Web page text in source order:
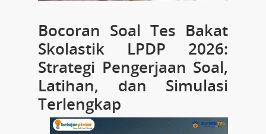
Bocoran Soal Tes Bakat
Skolastik LPDP 2026:
Strategi Pengerjaan Soal,
Latihan, dan Simulasi
Terlengkap